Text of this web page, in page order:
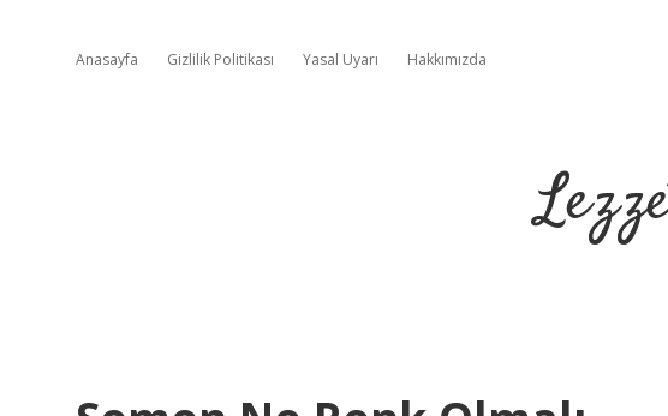
Anasayfa Gizlilik Politikası Yasal Uyarı Hakkımızda